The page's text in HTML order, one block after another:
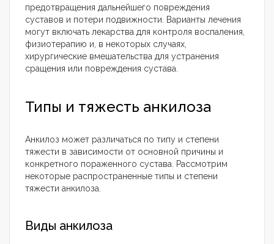
предотвращения дальнейшего повреждения
суставов и потери подвижности. Варианты лечения
могут включать лекарства для контроля воспаления,
физиотерапию и, в некоторых случаях,
хирургические вмешательства для устранения
сращения или повреждения сустава.
Типы и тяжесть анкилоза
Анкилоз может различаться по типу и степени
тяжести в зависимости от основной причины и
конкретного пораженного сустава. Рассмотрим
некоторые распространенные типы и степени
тяжести анкилоза.
Виды анкилоза